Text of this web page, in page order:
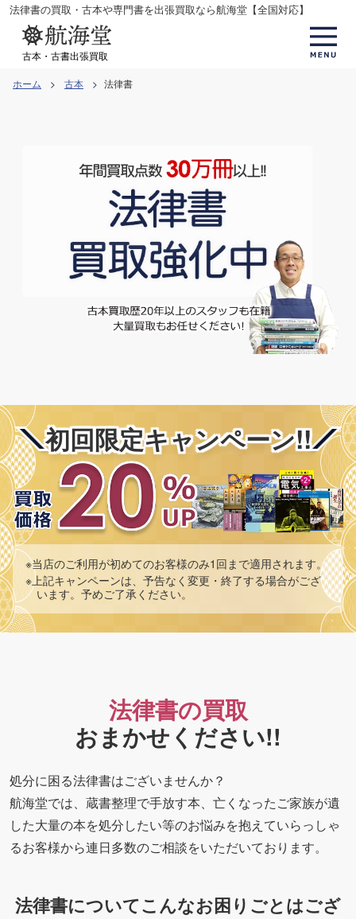
コ法律書の買取・古本や専門書を出張買取なら航海堂【全国対応】
古本・古書出張買取
ホーム 古本 法律書
初回限定キャンペーン!!
※当店のご利用が初めてのお客様のみ1回まで適用されます。
※上記キャンペーンは、予告なく変更・終了する場合がござ
います。予めご了承ください。
法律書の買取
おまかせください!!
処分に困る法律書はございませんか？
航海堂では、蔵書整理で手放す本、亡くなったご家族が遺
した大量の本を処分したい等のお悩みを抱えていらっしゃ
るお客様から連日多数のご相談をいただいております。
法律書についてこんなお困りごとはござ